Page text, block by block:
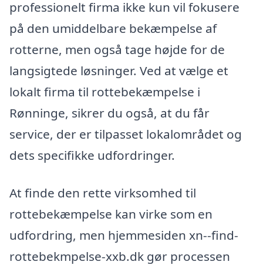
professionelt firma ikke kun vil fokusere
på den umiddelbare bekæmpelse af
rotterne, men også tage højde for de
langsigtede løsninger. Ved at vælge et
lokalt firma til rottebekæmpelse i
Rønninge, sikrer du også, at du får
service, der er tilpasset lokalområdet og
dets specifikke udfordringer.
At finde den rette virksomhed til
rottebekæmpelse kan virke som en
udfordring, men hjemmesiden xn--find-
rottebekmpelse-xxb.dk gør processen